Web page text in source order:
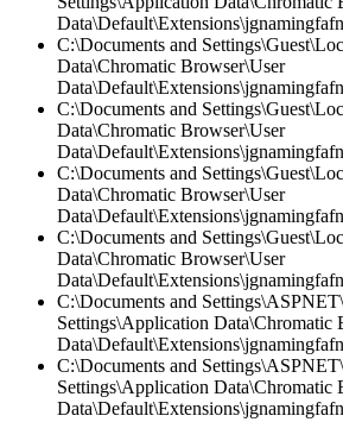
C:\Documents and
Data\Chromatic Browser\User
C:\Documents and
Data\Chromatic Browser\User
C:\Documents and
Data\Chromatic Browser\User
C:\Documents and
Data\Chromatic Browser\User
C:\Documents and
Settings\Application Data\Chromatic
C:\Documents and
Settings\Application Data\Chromatic